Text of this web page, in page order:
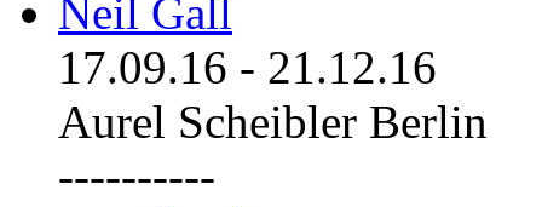
Neil Gall
17.09.16 - 21.12.16
Aurel Scheibler Berlin
----------